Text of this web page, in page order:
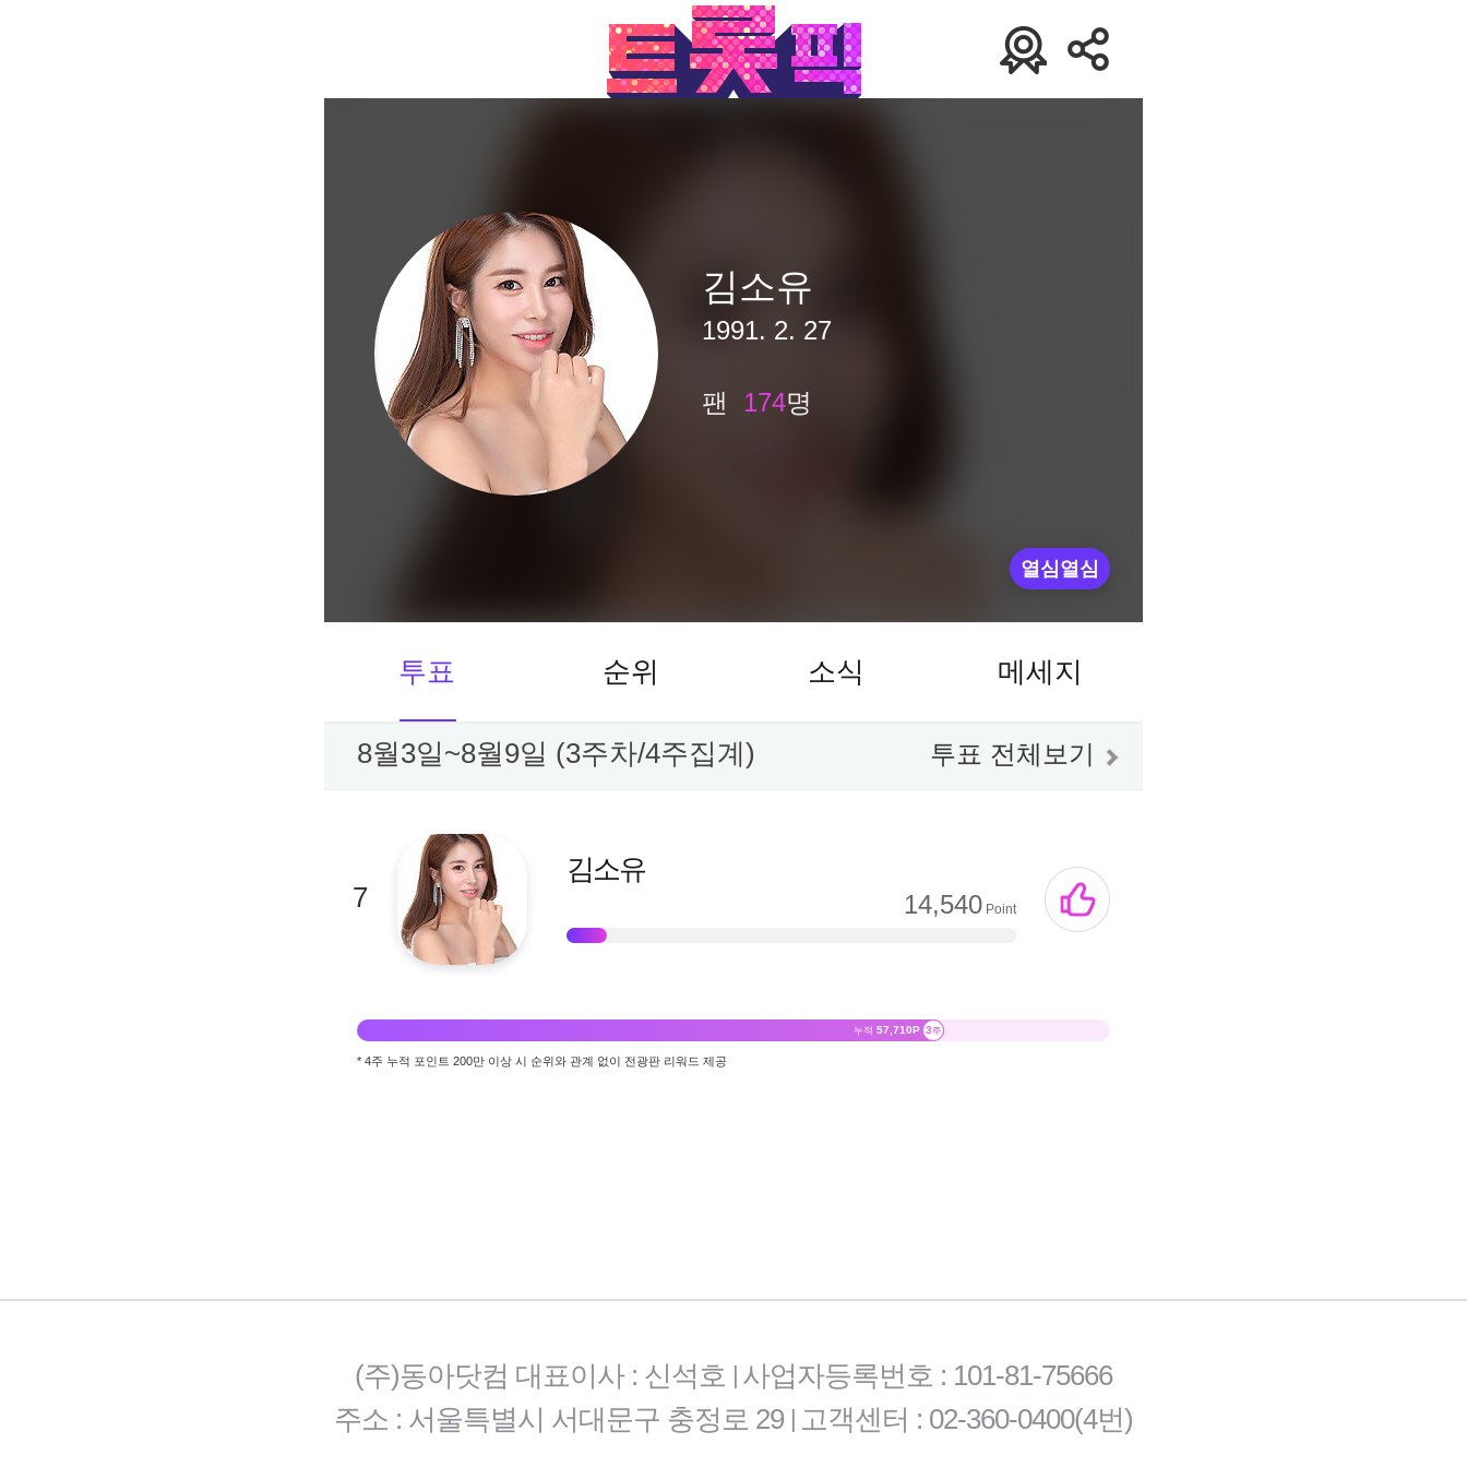
김소유
1991. 2. 27
팬 174명
열심열심
투표 순위 소식 메세지
8월3일~8월9일 (3주차/4주집계) 투표 전체보기
7
김소유
14,540 Point
누적57,710P 3주
* 4주 누적 포인트 200만 이상 시 순위와 관계 없이 전광판 리워드 제공
(주)동아닷컴 대표이사 : 신석호 | 사업자등록번호 : 101-81-75666
주소 : 서울특별시 서대문구 충정로 29 | 고객센터 : 02-360-0400(4번)